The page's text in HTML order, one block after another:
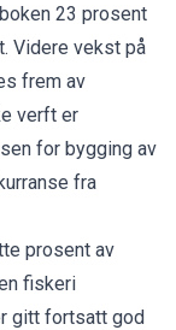
23 prosent
Videre vekst på
frem av
verft er
for bygging av
fra
prosent av
fiskeri
gitt fortsatt god